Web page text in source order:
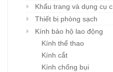
Khẩu trang và dụng cụ
Thiết bị phòng sạch
Kính bảo hộ lao động
Kính thể thao
Kính cắt
Kính chống bụi